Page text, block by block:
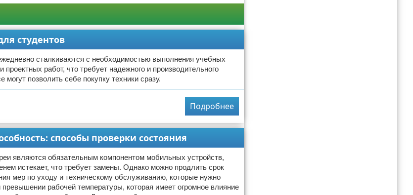
студентов
сталкиваются с необходимостью выполнения учебных
проектных работ, что требует надежного и производительного
могут позволить себе покупку техники сразу.
Подробнее
способы проверки состояния
являются обязательным компонентом мобильных устройств,
истекает, что требует замены. Однако можно продлить срок
мер по уходу и техническому обслуживанию, которые нужно
рабочей температуры, которая имеет огромное влияние